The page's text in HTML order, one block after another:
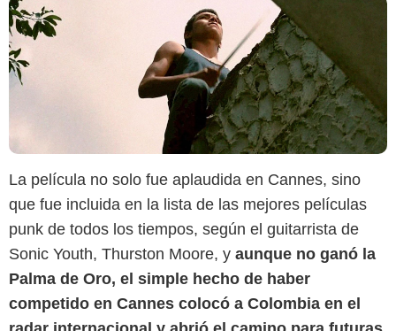
La película no solo fue aplaudida en Cannes, sino
que fue incluida en la lista de las mejores películas
punk de todos los tiempos, según el guitarrista de
Sonic Youth, Thurston Moore, y aunque no ganó la
Palma de Oro, el simple hecho de haber
competido en Cannes colocó a Colombia en el